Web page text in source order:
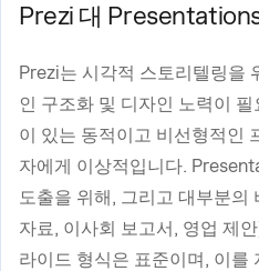
Prezi 대
Prezi는 시각적 스토리텔링을
인 구조화 및 디자인 노력이
이 있는 동적이고 비선형적인
자에게 이상적입니다.
도출을 위해, 그리고 대부분의
자료, 이사회 보고서, 영업 제
라이드 형식은 표준이며, 이를